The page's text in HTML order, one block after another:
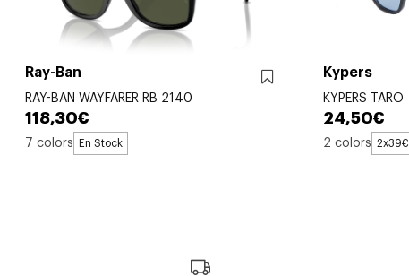
Ray-Ban
RAY-BAN WAYFARER RB 2140
118,30€
7 colors En Stock
Kypers
KYPERS TARO
24,50€
2 colors 2x39€